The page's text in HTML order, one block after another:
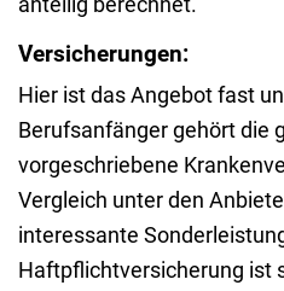
Versicherungen:
Hier ist das Angebot fast
Berufsanfänger gehört die
vorgeschriebene
Vergleich unter den
interessante
Haftpflichtversicherung ist